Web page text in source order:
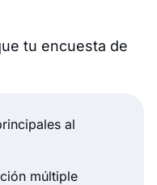
tu encuesta de
al
múltiple